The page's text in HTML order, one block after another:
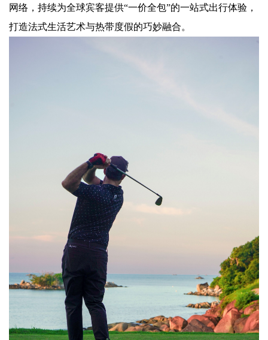
网络，持续为全球宾客提供“一价全包”的一站式出行体验，
打造法式生活艺术与热带度假的巧妙融合。